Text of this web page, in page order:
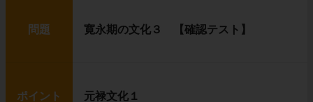
問題 寛永期の文化３ 【確認テスト】
ポイント 元禄文化１